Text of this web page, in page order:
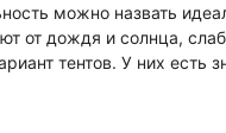
можно назвать
от дождя и солнца,
тентов. У них есть